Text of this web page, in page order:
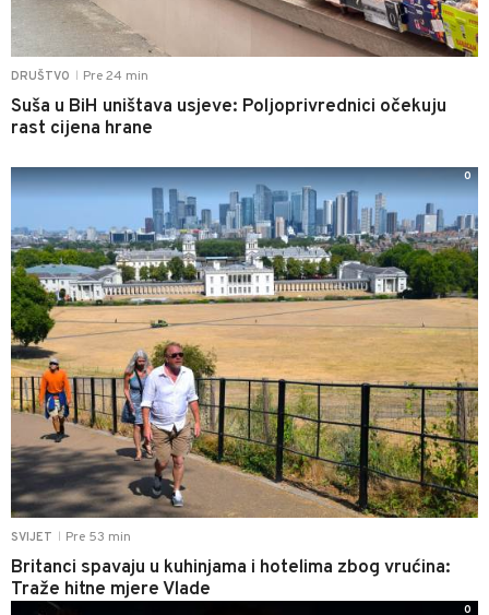
DRUŠTVO Pre 24 min
Suša u BiH uništava usjeve: Poljoprivrednici očekuju
rast cijena hrane
SVIJET Pre 53 min
Britanci spavaju u kuhinjama i hotelima zbog vrućina:
Traže hitne mjere Vlade
0
0